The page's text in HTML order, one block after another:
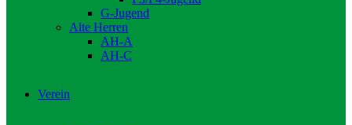
G-Jugend
Alte Herren
AH-A
AH-C
Verein